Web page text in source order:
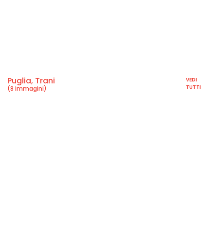
Puglia, Trani
(8 immagini)
VEDI
TUTTI